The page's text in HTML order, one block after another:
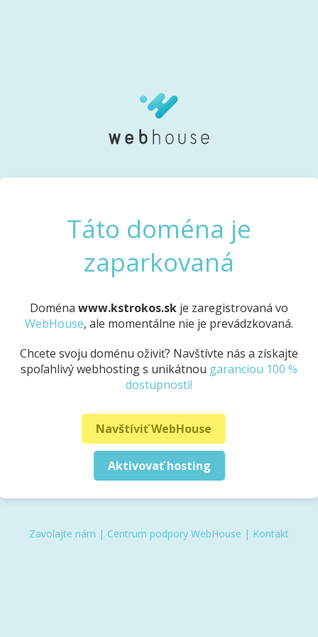
Táto doména je
zaparkovaná
Doména www.kstrokos.sk je zaregistrovaná vo
WebHouse, ale momentálne nie je prevádzkovaná.
Chcete svoju doménu oživiť? Navštívte nás a získajte
spoľahlivý webhosting s unikátnou garanciou 100 %
dostupnosti!
Navštíviť WebHouse
Aktivovať hosting
Zavolajte nám | Centrum podpory WebHouse | Kontakt